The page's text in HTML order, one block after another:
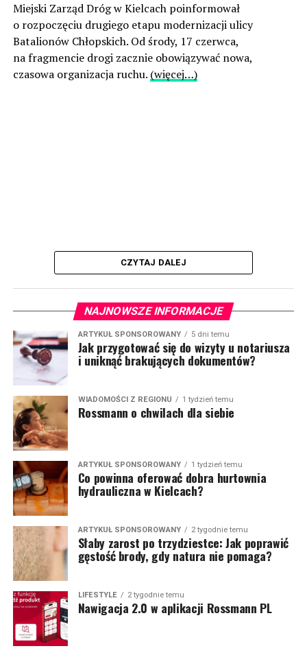
Miejski Zarząd Dróg w Kielcach poinformował
o rozpoczęciu drugiego etapu modernizacji ulicy
Batalionów Chłopskich. Od środy, 17 czerwca,
na fragmencie drogi zacznie obowiązywać nowa,
czasowa organizacja ruchu. (więcej…)
CZYTAJ DALEJ
NAJNOWSZE INFORMACJE
ARTYKUŁ SPONSOROWANY 5 dni temu
Jak przygotować się do wizyty u notariusza
i uniknąć brakujących dokumentów?
WIADOMOŚCI Z REGIONU 1 tydzień temu
Rossmann o chwilach dla siebie
ARTYKUŁ SPONSOROWANY 1 tydzień temu
Co powinna oferować dobra hurtownia
hydrauliczna w Kielcach?
ARTYKUŁ SPONSOROWANY 2 tygodnie temu
Słaby zarost po trzydziestce: Jak poprawić
gęstość brody, gdy natura nie pomaga?
LIFESTYLE 2 tygodnie temu
Nawigacja 2.0 w aplikacji Rossmann PL